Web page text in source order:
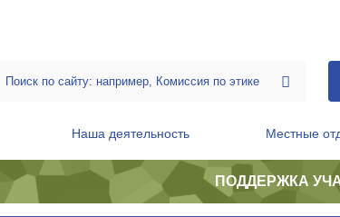
Наша деятельность Местные
ПОДДЕРЖКА